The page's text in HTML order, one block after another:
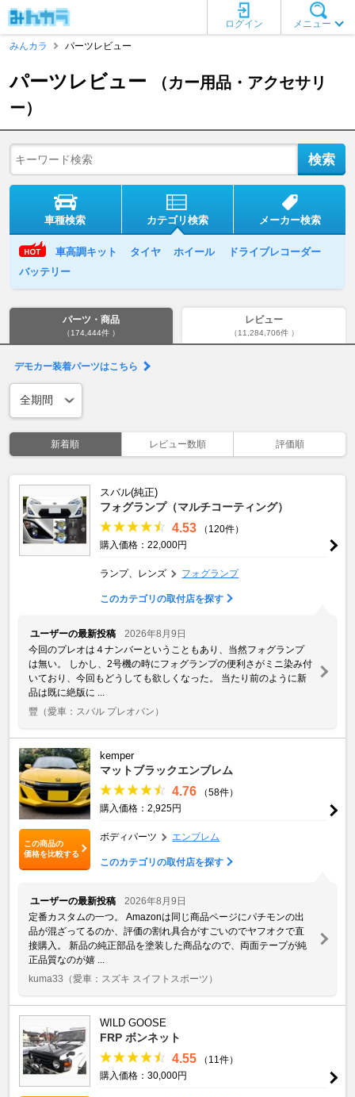
メニュー
ログイン
みんカラ
パーツレビュー
パーツレビュー
（カー用品・アクセサリ
ー）
車種検索 カテゴリ検索 メーカー検索
車高調キット タイヤ ホイール
ドライブレコーダー
バッテリー
パーツ・商品
（174,444件 ）
レビュー
（11,284,706件 ）
デモカー装着パーツはこちら
新着順 レビュー数順 評価順
スバル(純正)
フォグランプ（マルチコーティング）
4.53
（120件）
購入価格：22,000円
ランプ、レンズ フォグランプ
このカテゴリの取付店を探す
ユーザーの最新投稿
2026年8月9日
今回のプレオは４ナンバーということもあり、当然フォグランプ
は無い。 しかし、2号機の時にフォグランプの便利さがミニ染み付
いており、今回もどうしても欲しくなった。 当たり前のように新
品は既に絶版に ...
豐 （愛車：スバル プレオバン）
この商品の
価格を比較する
kemper
マットブラックエンブレム
4.76
（58件）
購入価格：2,925円
ボディパーツ エンブレム
このカテゴリの取付店を探す
ユーザーの最新投稿
2026年8月9日
定番カスタムの一つ。 Amazonは同じ商品ページにパチモンの出
品が混ざってるのか、評価の割れ具合がすごいのでヤフオクで直
接購入。 新品の純正部品を塗装した商品なので、両面テープが純
正品質なのが嬉 ...
kuma33 （愛車：スズキ スイフトスポーツ）
WILD GOOSE
FRP ボンネット
4.55
（11件）
購入価格：30,000円